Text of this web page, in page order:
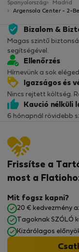
Spanyolország
Madrid
Argensola Center - 2-
Bizalom &
Magas szintű
segítségével.
Ellenőrzés
Hírnevünk a sok
Igazságos és
Nincs rejtett költség.
Kaució nélküli
6 hónapnál rövidebb
Frissítse a
most a
Mit fogsz kapni?
20 € kedvezmény
Tagoknak SZÓLÓ
Kizárólagos